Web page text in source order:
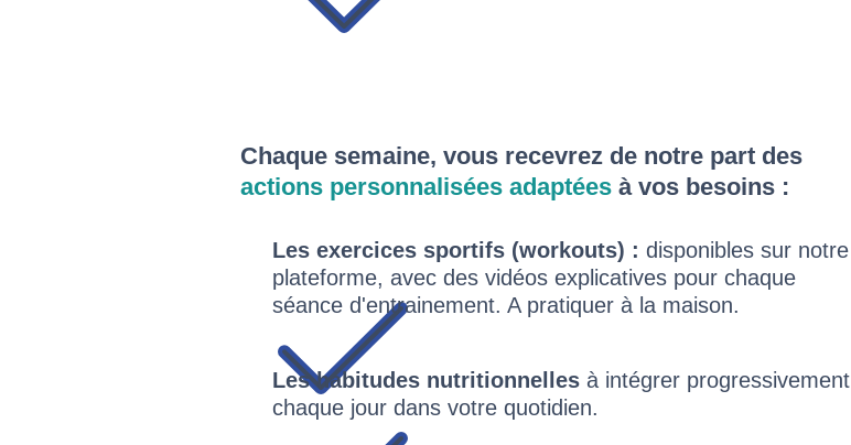
Concrètement
Chaque semaine, vous recevrez de notre part des
actions personnalisées adaptées à vos besoins :
Les exercices sportifs (workouts) : disponibles sur notre
plateforme, avec des vidéos explicatives pour chaque
séance d'entrainement. A pratiquer à la maison.
Les habitudes nutritionnelles à intégrer progressivement
chaque jour dans votre quotidien.